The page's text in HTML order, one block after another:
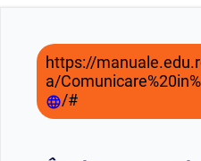
https://
a/
/#